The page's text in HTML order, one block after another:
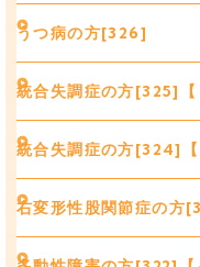
うつ病の方[326]
統合失調症の方[325]【
統合失調症の方[324]【
右変形性股関節症の方